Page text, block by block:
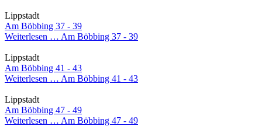
Lippstadt
Am Böbbing 37 - 39
Weiterlesen … Am Böbbing 37 - 39
Lippstadt
Am Böbbing 41 - 43
Weiterlesen … Am Böbbing 41 - 43
Lippstadt
Am Böbbing 47 - 49
Weiterlesen … Am Böbbing 47 - 49